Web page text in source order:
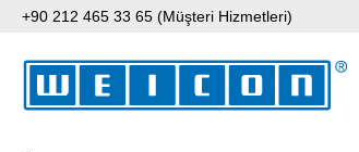
içeriğe geç
Aramaya atla
Ana navigasyona geç
+90 212 465 33 65 (Müşteri Hizmetleri)